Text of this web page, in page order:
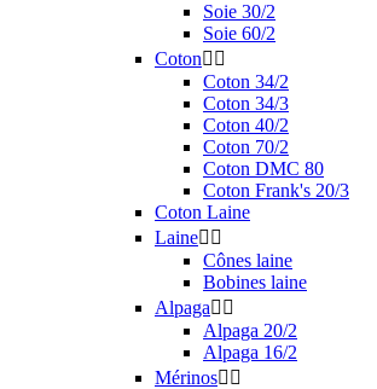
Soie 30/2
Soie 60/2
Coton 
Coton 34/2
Coton 34/3
Coton 40/2
Coton 70/2
Coton DMC 80
Coton Frank's 20/3
Coton Laine
Laine 
Cônes laine
Bobines laine
Alpaga 
Alpaga 20/2
Alpaga 16/2
Mérinos 